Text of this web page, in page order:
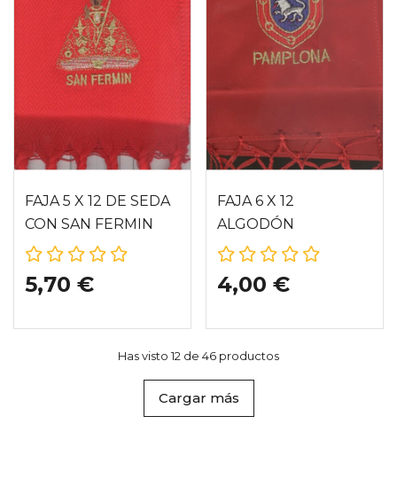
FAJA 5 X 12 DE SEDA
CON SAN FERMIN
5,70 €
FAJA 6 X 12
ALGODÓN
PAMPLONA
4,00 €
Has visto 12 de 46 productos
Cargar más